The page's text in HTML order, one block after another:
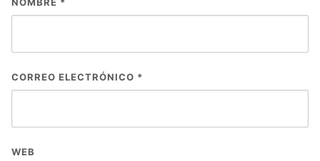
CORREO ELECTRÓNICO *
WEB